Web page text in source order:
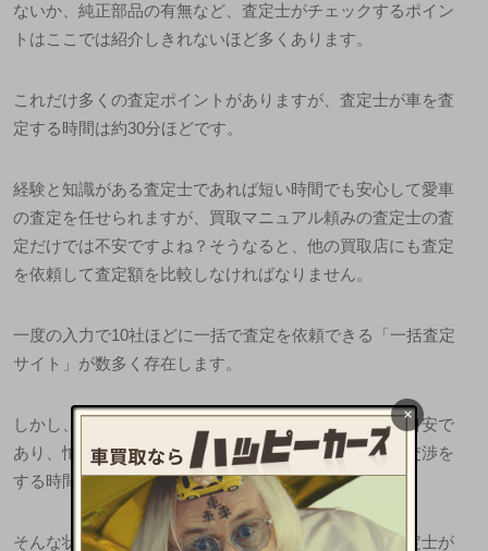
ないか、純正部品の有無など、査定士がチェックするポイン
トはここでは紹介しきれないほど多くあります。
これだけ多くの査定ポイントがありますが、査定士が車を査
定する時間は約30分ほどです。
経験と知識がある査定士であれば短い時間でも安心して愛車
の査定を任せられますが、買取マニュアル頼みの査定士の査
定だけでは不安ですよね？そうなると、他の買取店にも査定
を依頼して査定額を比較しなければなりません。
一度の入力で10社ほどに一括で査定を依頼できる「一括査定
サイト」が数多く存在します。
しかし、一括サイトで提示される査定価格はあくまで目安で
あり、忙しい中、複数の車買取業者と直接査定と価格交渉を
する時間を取る必要があります。
そんな状況できちんと車の価値を査定できる優秀な査定士が
×